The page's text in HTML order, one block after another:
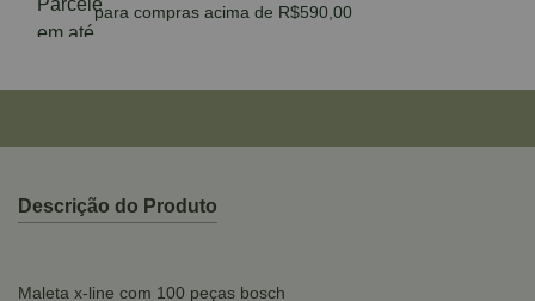
para compras acima de R$590,00
Descrição do Produto
Maleta x-line com 100 peças bosch